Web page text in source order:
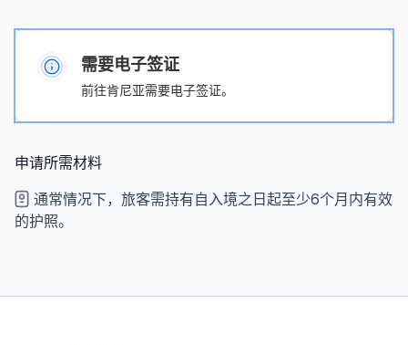
需要电子签证
前往肯尼亚需要电子签证。
申请所需材料
通常情况下，旅客需持有自入境之日起至少6个月内有效
的护照。